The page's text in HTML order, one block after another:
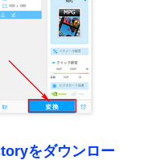
をダウンロー